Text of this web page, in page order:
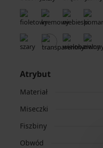
Atrybut
Materiał
Miseczki
Fiszbiny
Obwód